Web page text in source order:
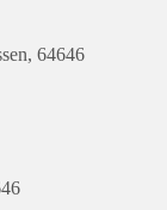
64646